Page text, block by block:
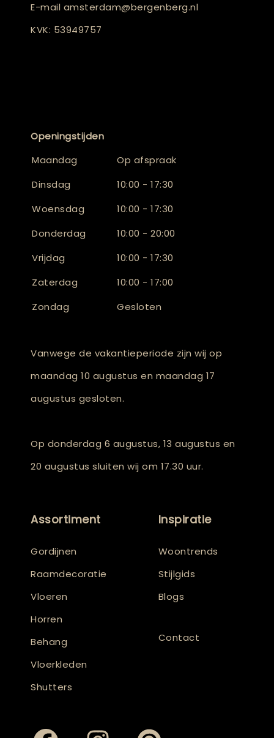
E-mail amsterdam@bergenberg.nl
KVK: 53949757
Openingstijden
Maandag
Op afspraak
Dinsdag
10:00 - 17:30
Woensdag
10:00 - 17:30
Donderdag
10:00 - 20:00
Vrijdag
10:00 - 17:30
Zaterdag
10:00 - 17:00
Zondag
Gesloten
Vanwege de vakantieperiode zijn wij op
maandag 10 augustus en maandag 17
augustus gesloten.
Op donderdag 6 augustus, 13 augustus en
20 augustus sluiten wij om 17.30 uur.
Assortiment
Gordijnen
Raamdecoratie
Vloeren
Horren
Behang
Vloerkleden
Shutters
Inspiratie
Woontrends
Stijlgids
Blogs
Contact